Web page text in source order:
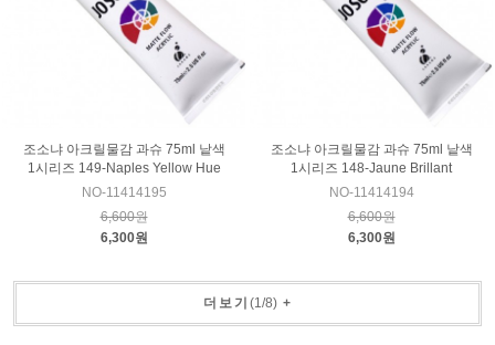
조소냐 아크릴물감 과슈 75ml 낱색
1시리즈 149-Naples Yellow Hue
NO-11414195
6,600원
6,300원
조소냐 아크릴물감 과슈 75ml 낱색
1시리즈 148-Jaune Brillant
NO-11414194
6,600원
6,300원
더보기 (1/8)+